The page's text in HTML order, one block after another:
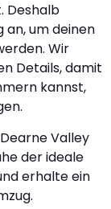
Deshalb
an, um deinen
Wir
Details, damit
kannst,
Valley
der ideale
erhalte ein